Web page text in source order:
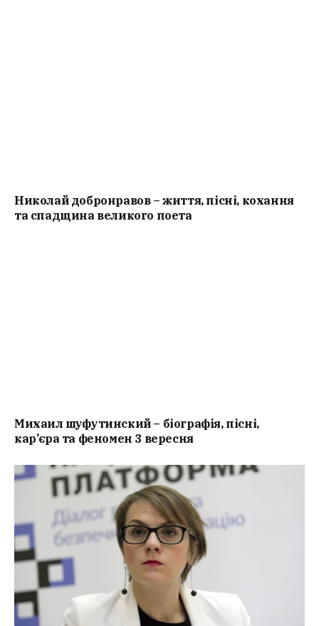
Николай добронравов – життя, пісні, кохання
та спадщина великого поета
Михаил шуфутинский – біографія, пісні,
кар’єра та феномен 3 вересня